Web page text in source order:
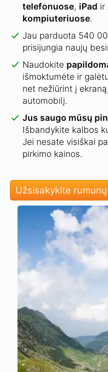
telefonuose, iPad ir
kompiuteriuose.
Jau parduota 540
prisijungia naujų
Naudokite
išmoktumėte ir
net nežiūrint į
automobilį.
Jus saugo mūsų
Išbandykite kalbos
Jei nesate visiškai
pirkimo kainos.
Užsisakykite